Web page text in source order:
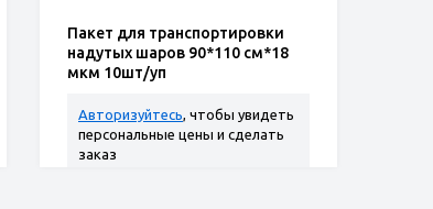
Пакет для транспортировки
надутых шаров 90*110 см*18
мкм 10шт/уп
Авторизуйтесь, чтобы увидеть
персональные цены и сделать
заказ